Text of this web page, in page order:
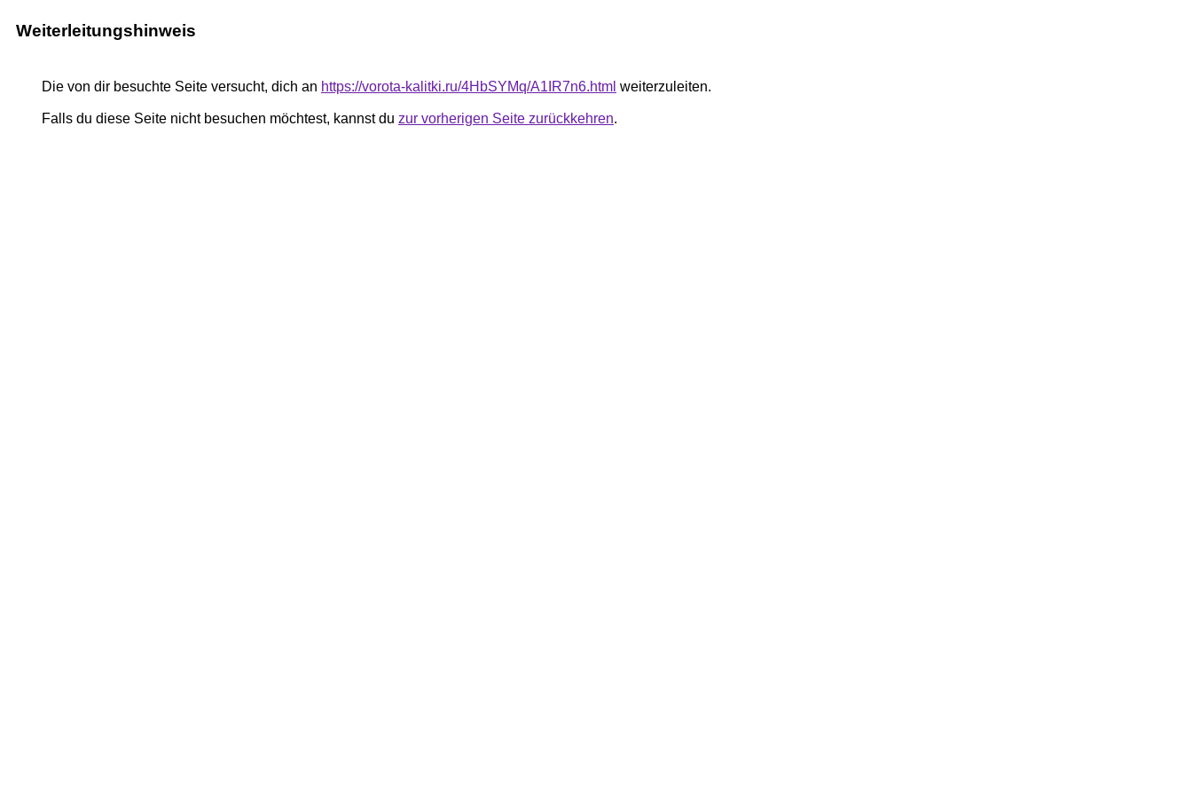
Weiterleitungshinweis
Die von dir besuchte Seite versucht, dich an https://vorota-kalitki.ru/4HbSYMq/A1IR7n6.html weiterzuleiten.
Falls du diese Seite nicht besuchen möchtest, kannst du zur vorherigen Seite zurückkehren.